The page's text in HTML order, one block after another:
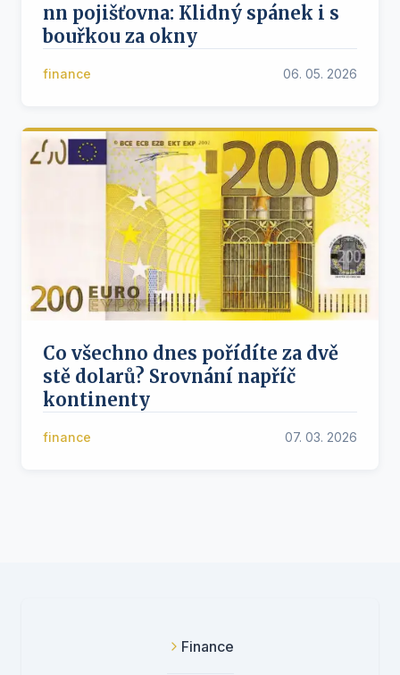
nn pojišťovna: Klidný spánek i s
bouřkou za okny
finance 06. 05. 2026
Co všechno dnes pořídíte za dvě
stě dolarů? Srovnání napříč
kontinenty
finance 07. 03. 2026
Finance